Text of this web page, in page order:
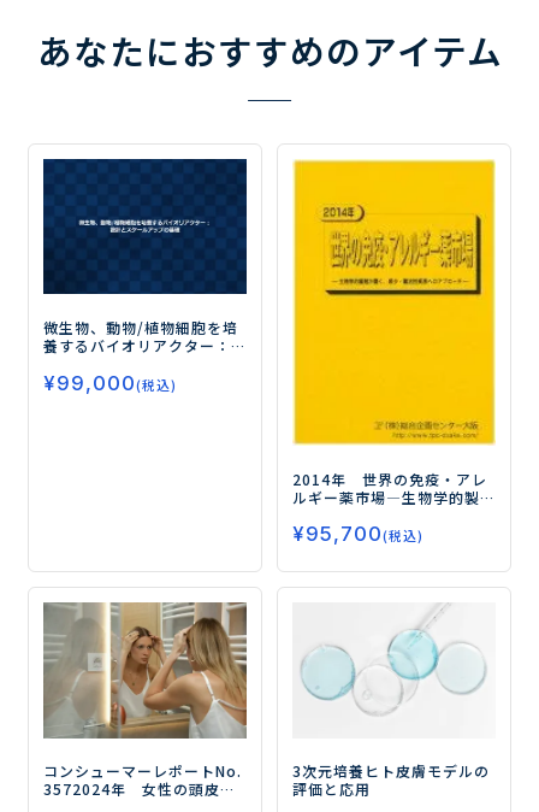
あなたにおすすめのアイテム
微生物、動物/植物細胞を培
養するバイオリアクター：
礎
¥99,000(税込)
2014年 世界の免疫・アレ
ルギー薬市場―生物学的製
患へのアプローチ―
¥95,700(税込)
コンシューマーレポートNo.
3572024年 女性の頭皮・
3次元培養ヒト皮膚モデルの
評価と応用